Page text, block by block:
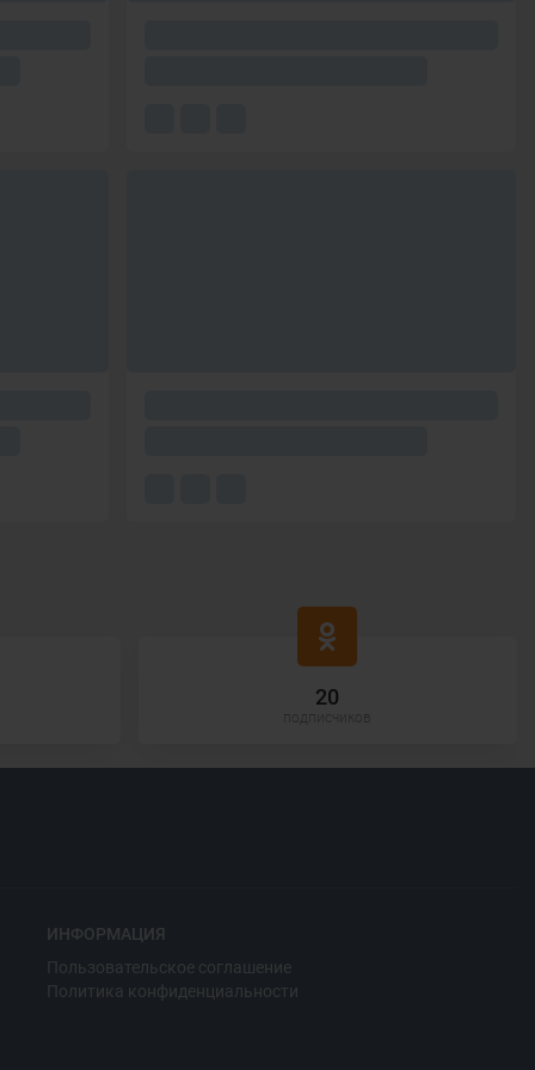
20
ИНФОРМАЦИЯ
Пользовательское соглашение
Политика конфиденциальности